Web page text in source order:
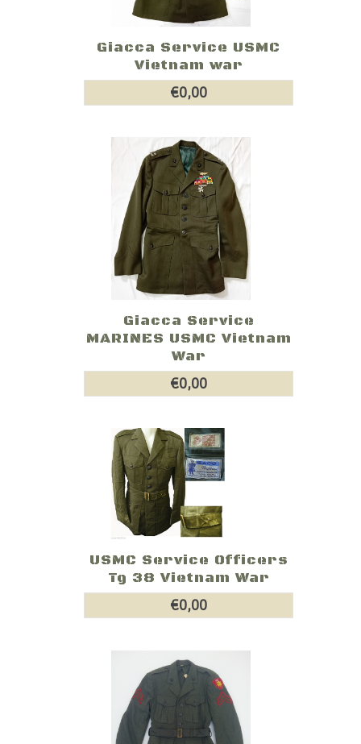
Giacca Service USMC
Vietnam war
€0,00
Giacca Service
MARINES USMC Vietnam
War
€0,00
USMC Service Officers
Tg 38 Vietnam War
€0,00